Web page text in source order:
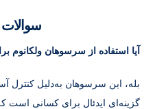
سوالات
آیا استفاده از سرسوهان
بله، این سرسوهان به‌دلیل
گزینه‌ای ایدئال برای کسانی است